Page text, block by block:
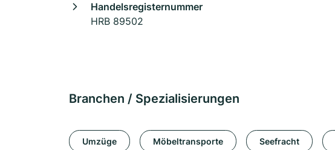
Handelsregisternummer
HRB 89502
Branchen / Spezialisierungen
Umzüge Möbeltransporte Seefracht